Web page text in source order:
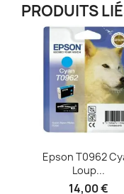
PRODUITS
Epson T0962
Loup...
14,00 €